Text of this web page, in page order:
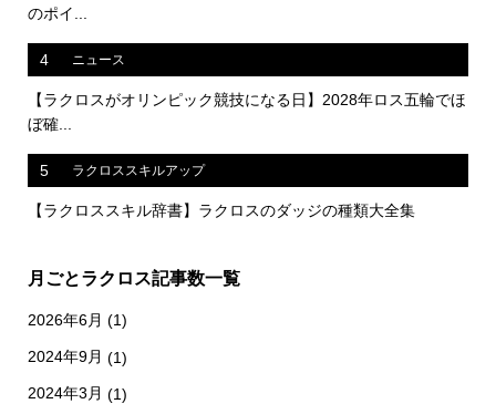
のポイ...
4 ニュース
【ラクロスがオリンピック競技になる日】2028年ロス五輪でほ
ぼ確...
5 ラクロススキルアップ
【ラクロススキル辞書】ラクロスのダッジの種類大全集
月ごとラクロス記事数一覧
2026年6月 (1)
2024年9月 (1)
2024年3月 (1)